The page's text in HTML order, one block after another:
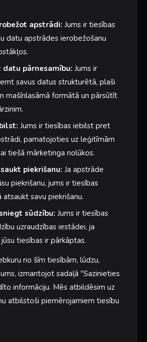
apstrādi: Jums ir tiesības
datu apstrādes ierobežošanu
datu pārnesamību: Jums ir
savus datus strukturētā, plaši
mašīnlasāmā formātā un pārsūtīt
Jums ir tiesības iebilst pret
pamatojoties uz leģitīmām
tiešā mārketinga nolūkos.
piekrišanu: Ja apstrāde
piekrišanu, jums ir tiesības
atsaukt savu piekrišanu.
sūdzību: Jums ir tiesības
uzraudzības iestādei, ja
tiesības ir pārkāptas.
no šīm tiesībām, lūdzu,
izmantojot sadaļā "Sazinieties
informāciju. Mēs atbildēsim uz
atbilstoši piemērojamiem tiesību